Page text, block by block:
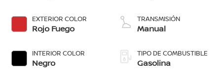
EXTERIOR COLOR
Rojo Fuego
INTERIOR COLOR
Negro
TRANSMISIÓN
Manual
TIPO DE COMBUSTIBLE
Gasolina